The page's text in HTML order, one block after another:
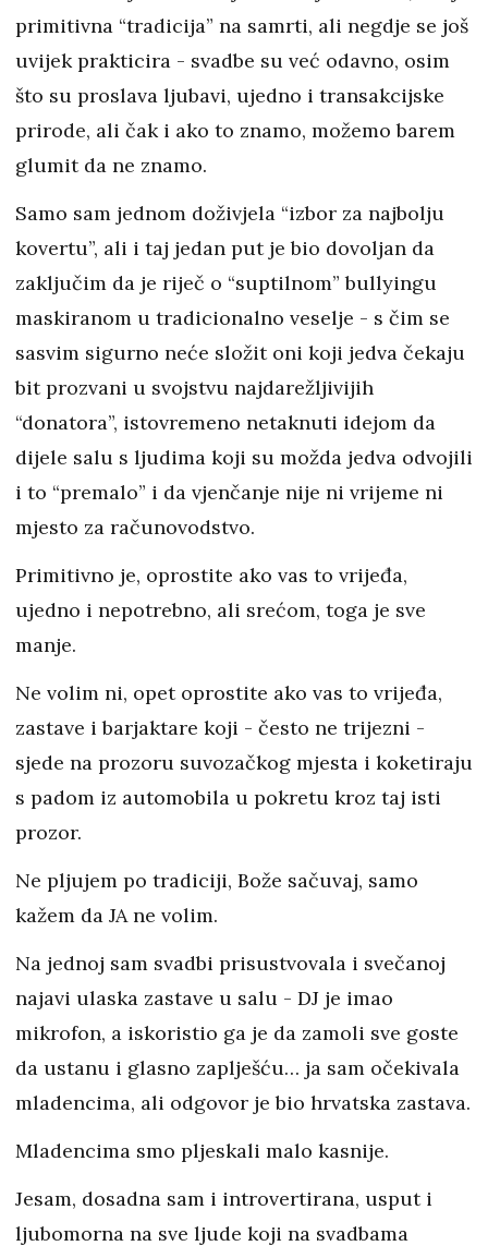
primitivna “tradicija” na samrti, ali negdje se još
uvijek prakticira - svadbe su već odavno, osim
što su proslava ljubavi, ujedno i transakcijske
prirode, ali čak i ako to znamo, možemo barem
glumit da ne znamo.
Samo sam jednom doživjela “izbor za najbolju
kovertu”, ali i taj jedan put je bio dovoljan da
zaključim da je riječ o “suptilnom” bullyingu
maskiranom u tradicionalno veselje - s čim se
sasvim sigurno neće složit oni koji jedva čekaju
bit prozvani u svojstvu najdarežljivijih
“donatora”, istovremeno netaknuti idejom da
dijele salu s ljudima koji su možda jedva odvojili
i to “premalo” i da vjenčanje nije ni vrijeme ni
mjesto za računovodstvo.
Primitivno je, oprostite ako vas to vrijeđa,
ujedno i nepotrebno, ali srećom, toga je sve
manje.
Ne volim ni, opet oprostite ako vas to vrijeđa,
zastave i barjaktare koji - često ne trijezni -
sjede na prozoru suvozačkog mjesta i koketiraju
s padom iz automobila u pokretu kroz taj isti
prozor.
Ne pljujem po tradiciji, Bože sačuvaj, samo
kažem da JA ne volim.
Na jednoj sam svadbi prisustvovala i svečanoj
najavi ulaska zastave u salu - DJ je imao
mikrofon, a iskoristio ga je da zamoli sve goste
da ustanu i glasno zaplješću… ja sam očekivala
mladencima, ali odgovor je bio hrvatska zastava.
Mladencima smo pljeskali malo kasnije.
Jesam, dosadna sam i introvertirana, usput i
ljubomorna na sve ljude koji na svadbama